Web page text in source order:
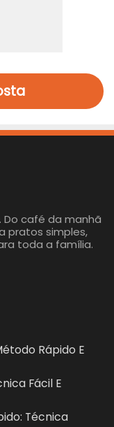
Do café da manhã
pratos simples,
toda a família.
Rápido E
Fácil E
Técnica